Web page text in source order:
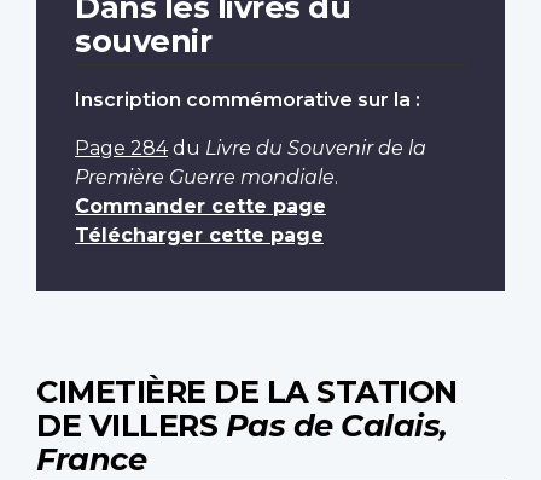
souvenir
Inscription commémorative sur la :
Page 284du Livre du Souvenir de la
Première Guerre mondiale.
Commander cette page
Télécharger cette page
CIMETIÈRE DE LA STATION
DE VILLERS Pas de Calais,
France